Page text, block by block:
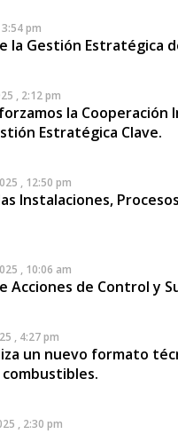
pm
la Gestión Estratégica
, 2:12 pm
la
Estratégica Clave.
, 12:50 pm
Instalaciones,
, 10:06 am
Acciones de Control y
, 4:27 pm
un nuevo formato
, 2:30 pm